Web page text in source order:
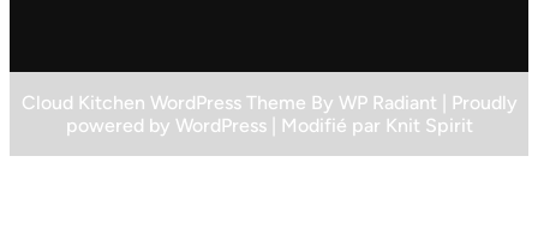
Cloud Kitchen WordPress Theme By WP Radiant | Proudly
powered by WordPress| Modifié par Knit Spirit